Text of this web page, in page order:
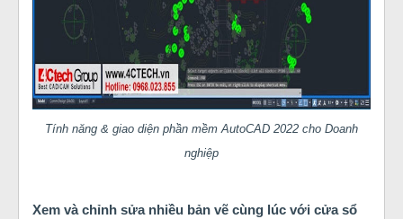
Tính năng & giao diện phần mềm AutoCAD 2022 cho Doanh
nghiệp
Xem và chỉnh sửa nhiều bản vẽ cùng lúc với cửa sổ